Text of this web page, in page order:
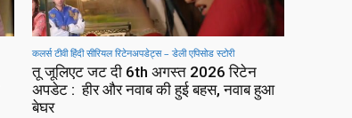
कलर्स टीवी हिंदी सीरियल रिटेनअपडेट्स – डेली एपिसोड स्टोरी
तू जूलिएट जट दी 6th अगस्त 2026 रिटेन
अपडेट : हीर और नवाब की हुई बहस, नवाब हुआ
बेघर